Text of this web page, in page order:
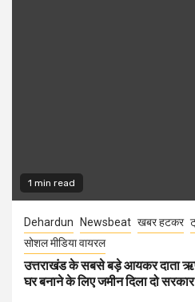
1 min read
Dehardun Newsbeat खबर हटकर
सोशल मीडिया वायरल
उत्तराखंड के सबसे बड़े आयकर दाता
घर बनाने के लिए जमीन दिला दो सरकार